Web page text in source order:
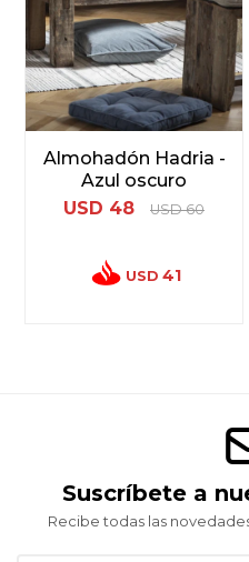
Almohadón Hadria -
Azul oscuro
USD 48 USD 60
USD 41
Suscríbete a
Recibe todas las